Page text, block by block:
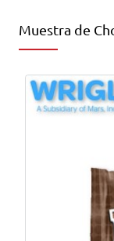
Muestra de